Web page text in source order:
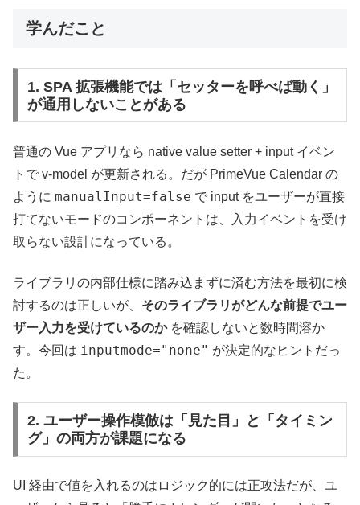
学んだこと
1. SPA 拡張機能では「セッターを呼べば動く」
が通用しないことがある
普通の Vue アプリなら native value setter + input イベン
トで v-model が更新される。だが PrimeVue Calendar の
ように manualInput=false で input をユーザーが直接
打てないモードのコンポーネントは、入力イベントを受け
取らない設計になっている。
ライブラリの内部仕様に踏み込まずに済む方法を最初に検
討するのは正しいが、 そのライブラリがどんな前提でユー
ザー入力を受けているのかを確認しないと数時間溶か
す。今回は inputmode="none" が決定的なヒントだっ
た。
2. ユーザー操作模倣は「見た目」と「タイミン
グ」の両方が課題になる
UI 経由で値を入れるのはロジック的には正攻法だが、ユ